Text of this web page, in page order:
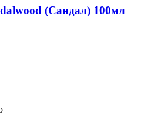
(Сандал) 100мл